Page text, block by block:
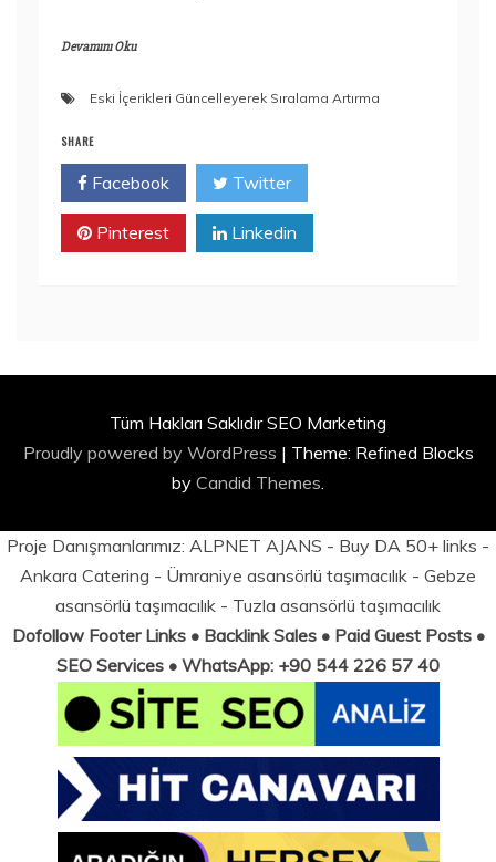
Devamını Oku
Eski İçerikleri Güncelleyerek Sıralama Artırma
SHARE
Facebook Twitter
Pinterest Linkedin
Tüm Hakları Saklıdır SEO Marketing
Proudly powered by WordPress | Theme: Refined Blocks
by Candid Themes.
Proje Danışmanlarımız: ALPNET AJANS - Buy DA 50+ links -
Ankara Catering - Ümraniye asansörlü taşımacılık - Gebze
asansörlü taşımacılık - Tuzla asansörlü taşımacılık
Dofollow Footer Links • Backlink Sales • Paid Guest Posts •
SEO Services • WhatsApp: +90 544 226 57 40